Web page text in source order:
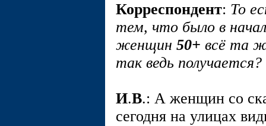
Корреспондент: То
тем, что было в
женщин 50+ всё та
так ведь получается?
И.В.: А женщин со
сегодня на улицах